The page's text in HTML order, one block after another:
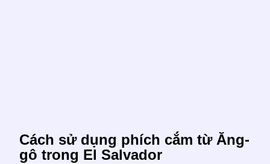
Cách sử dụng phích cắm từ Ăng-
gô trong El Salvador